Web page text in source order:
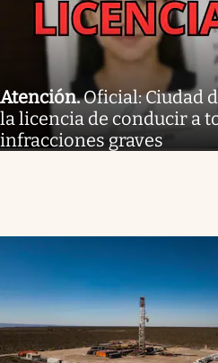
Atención.Oficial: Ciudad
la licencia de conducir a
infracciones graves